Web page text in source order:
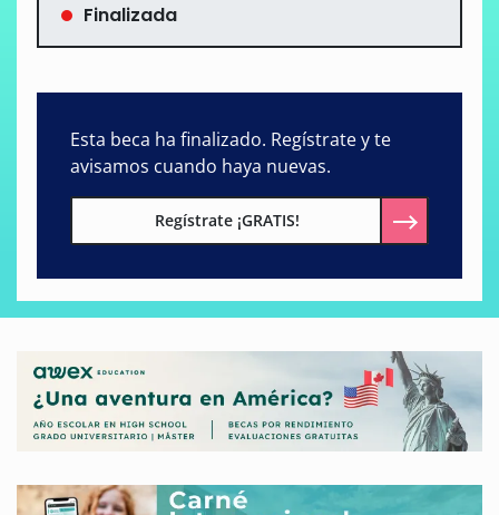
Finalizada
Esta beca ha finalizado. Regístrate y te
avisamos cuando haya nuevas.
Regístrate ¡GRATIS!